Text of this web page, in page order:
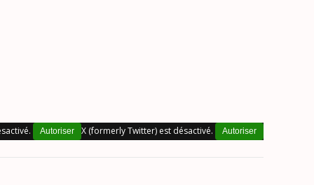
X (formerly Twitter) est désactivé. Autoriser
Autoriser